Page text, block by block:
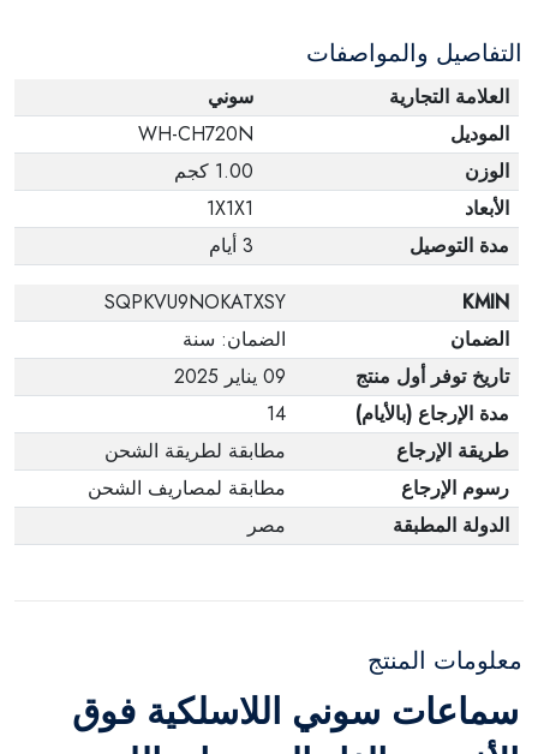
التفاصيل والمواصفات
العلامة التجارية
سوني
الموديل
WH-CH720N
الوزن
1.00 كجم
الأبعاد
1X1X1
مدة التوصيل
3 أيام
KMIN
SQPKVU9NOKATXSY
الضمان
الضمان: سنة
تاريخ توفر أول منتج
09 يناير 2025
مدة الإرجاع (بالأيام)
14
طريقة الإرجاع
مطابقة لطريقة الشحن
رسوم الإرجاع
مطابقة لمصاريف الشحن
الدولة المطبقة
مصر
معلومات المنتج
سماعات سوني اللاسلكية فوق